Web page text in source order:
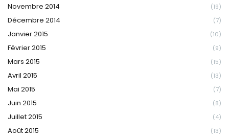
Novembre 2014 (19)
Décembre 2014 (7)
Janvier 2015 (10)
Février 2015 (9)
Mars 2015 (15)
Avril 2015 (13)
Mai 2015 (7)
Juin 2015 (8)
Juillet 2015 (4)
Août 2015 (13)